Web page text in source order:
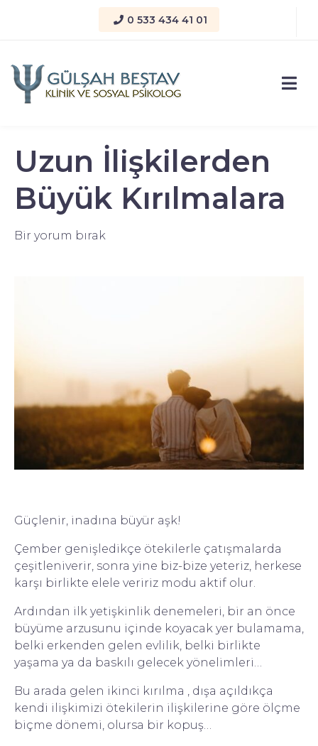
0 533 434 41 01
Uzun İlişkilerden
Büyük Kırılmalara
Bir yorum bırak
Güçlenir, inadına büyür aşk!
Çember genişledikçe ötekilerle çatışmalarda
çeşitleniverir, sonra yine biz-bize yeteriz, herkese
karşı birlikte elele veririz modu aktif olur.
Ardından ilk yetişkinlik denemeleri, bir an önce
büyüme arzusunu içinde koyacak yer bulamama,
belki erkenden gelen evlilik, belki birlikte
yaşama ya da baskılı gelecek yönelimleri…
Bu arada gelen ikinci kırılma , dışa açıldıkça
kendi ilişkimizi ötekilerin ilişkilerine göre ölçme
biçme dönemi, olursa bir kopuş…